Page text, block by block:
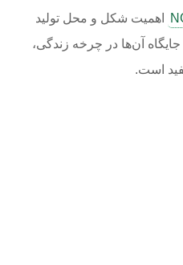
اهمیت شکل و محل تولید
آن‌ها در چرخه زندگی،
است.